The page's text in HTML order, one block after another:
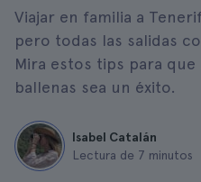
Viajar en familia a
pero todas las salidas
Mira estos tips para
ballenas sea un éxito.
Isabel Catalán
Lectura de 7 minutos